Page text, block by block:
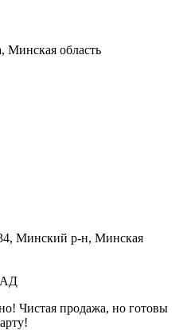
Минская область
Минский р-н, Минская
Чистая продажа, но готовы